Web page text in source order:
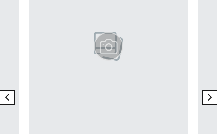
previous element